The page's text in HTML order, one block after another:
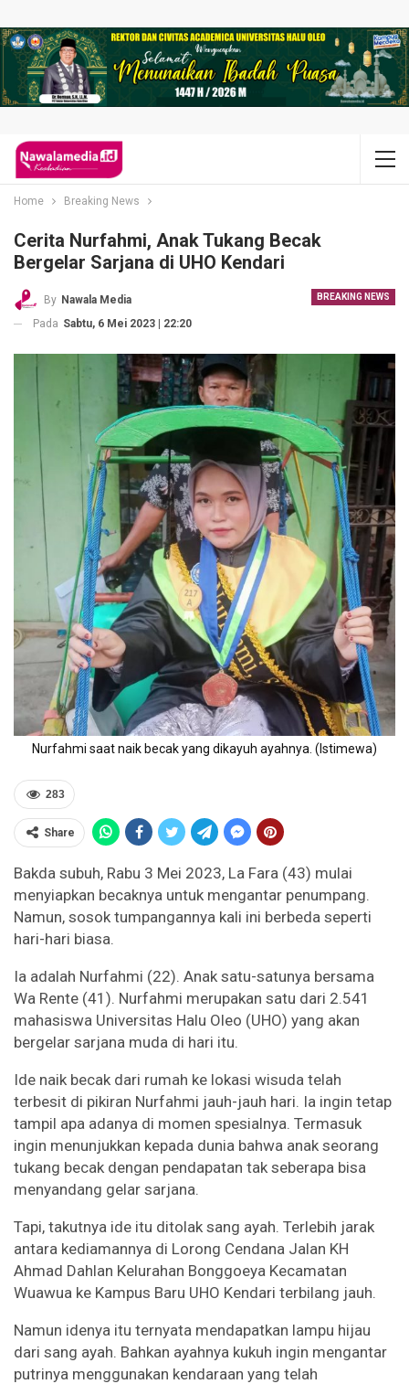
Home Breaking News
Cerita Nurfahmi, Anak Tukang Becak
Bergelar Sarjana di UHO Kendari
BREAKING NEWS
By Nawala Media
Pada Sabtu, 6 Mei 2023 | 22:20
Nurfahmi saat naik becak yang dikayuh ayahnya. (Istimewa)
283
Share
Bakda subuh, Rabu 3 Mei 2023, La Fara (43) mulai
menyiapkan becaknya untuk mengantar penumpang.
Namun, sosok tumpangannya kali ini berbeda seperti
hari-hari biasa.
Ia adalah Nurfahmi (22). Anak satu-satunya bersama
Wa Rente (41). Nurfahmi merupakan satu dari 2.541
mahasiswa Universitas Halu Oleo (UHO) yang akan
bergelar sarjana muda di hari itu.
Ide naik becak dari rumah ke lokasi wisuda telah
terbesit di pikiran Nurfahmi jauh-jauh hari. Ia ingin tetap
tampil apa adanya di momen spesialnya. Termasuk
ingin menunjukkan kepada dunia bahwa anak seorang
tukang becak dengan pendapatan tak seberapa bisa
menyandang gelar sarjana.
Tapi, takutnya ide itu ditolak sang ayah. Terlebih jarak
antara kediamannya di Lorong Cendana Jalan KH
Ahmad Dahlan Kelurahan Bonggoeya Kecamatan
Wuawua ke Kampus Baru UHO Kendari terbilang jauh.
Namun idenya itu ternyata mendapatkan lampu hijau
dari sang ayah. Bahkan ayahnya kukuh ingin mengantar
putrinya menggunakan kendaraan yang telah